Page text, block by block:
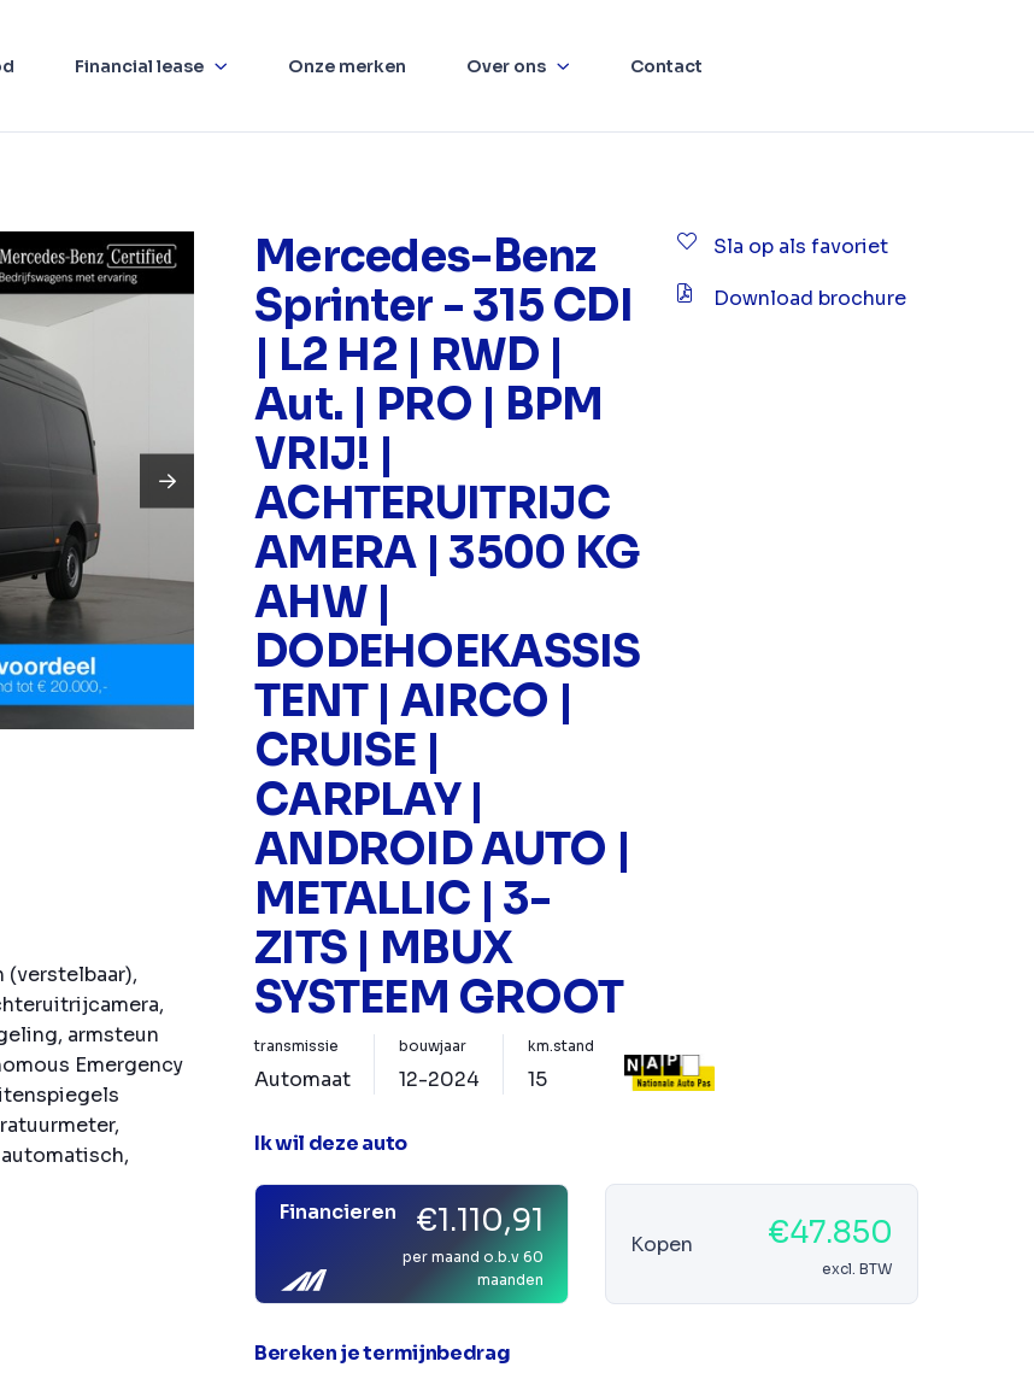
Financial lease Onze merken Over ons Contact
(verstelbaar),
armsteun
Emergency
Mercedes-Benz
Sprinter - 315 CDI
| L2 H2 | RWD |
Aut. | PRO | BPM
VRIJ! |
ACHTERUITRIJC
AMERA | 3500 KG
AHW |
DODEHOEKASSIS
TENT | AIRCO |
CRUISE |
CARPLAY |
ANDROID AUTO |
METALLIC | 3-
ZITS | MBUX
SYSTEEM GROOT
Sla op als favoriet
Download brochure
transmissie
Automaat
bouwjaar
12-2024
km.stand
15
Ik wil deze auto
Financieren €1.110,91
per maand o.b.v 60
maanden
Kopen €47.850
excl. BTW
Bereken je termijnbedrag